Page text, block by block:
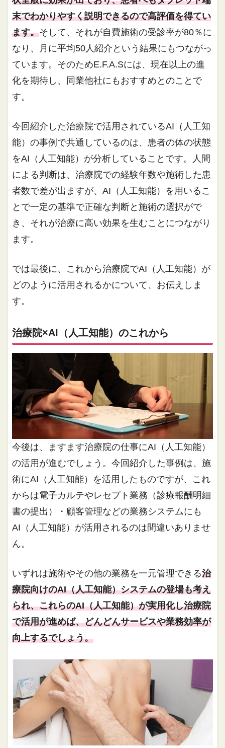
末でわかりやすく説明できるので高評価を得てい
ます。そして、それが自費施術の受診率が80％に
なり、月に平均50人紹介という結果にもつながっ
ています。そのためE.F.A.Sには、現在以上の進
化を期待し、同業他社にもおすすめとのことで
す。
今回紹介した治療院で活用されているAI（人工知
能）の事例で共通しているのは、患者の体の状態
をAI（人工知能）が分析していることです。人間
による判断は、治療院での経験年数や施術した患
者数で差が出ますが、AI（人工知能）を用いるこ
とで一定の基準で正確な判断と施術の選択がで
き、それが治療に高い効果を生むことにつながり
ます。
では最後に、これから治療院でAI（人工知能）が
どのように活用されるかについて、お伝えしま
す。
治療院×AI（人工知能）のこれから
今後は、ますます治療院の仕事にAI（人工知能）
の活用が進むでしょう。今回紹介した事例は、施
術にAI（人工知能）を活用したものですが、これ
からは電子カルテやレセプト業務（診療報酬明細
書の提出）・顧客管理などの業務システムにも
AI（人工知能）が活用されるのは間違いありませ
ん。
いずれは施術やその他の業務を一元管理できる治
療院向けのAI（人工知能）システムの登場も考え
られ、これらのAI（人工知能）が実用化し治療院
で活用が進めば、どんどんサービスや業務効率が
向上するでしょう。